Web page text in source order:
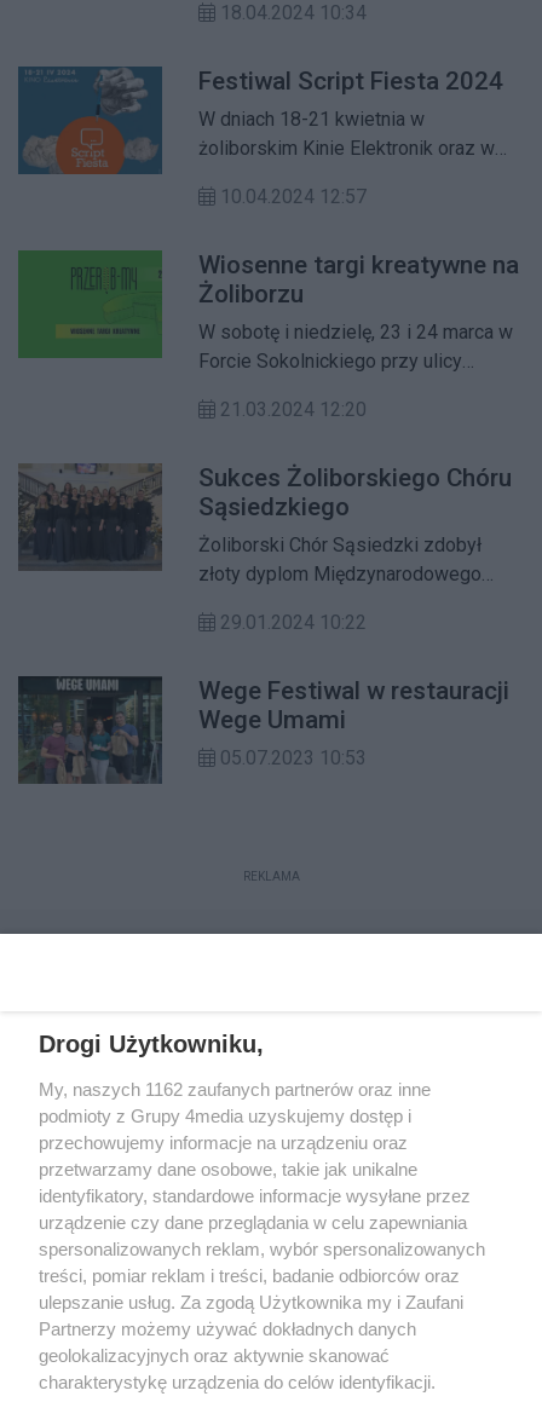
zaczyna się 12. edycja Script Fiesty –
poświęconego sztuce
scenariuszowej. Oto program na dziś.
18.04.2024 10:34
Festiwal Script Fiesta 2024
W dniach 18-21 kwietnia w
żoliborskim Kinie Elektronik oraz w
odbędzie się 12. edycja Script Fiesty
poświęconego sztuce
scenariuszowej.
10.04.2024 12:57
Wiosenne targi kreatywne na
Żoliborzu
W sobotę i niedzielę, 23 i 24 marca w
Forcie Sokolnickiego przy ulicy
wiosenny festiwal rękodzieła,
21.03.2024 12:20
Sukces Żoliborskiego Chóru
Sąsiedzkiego
Żoliborski Chór Sąsiedzki zdobył
złoty dyplom Międzynarodowego
Pastorałek w kategorii chórów
29.01.2024 10:22
Wege Festiwal w restauracji
Wege Umami
05.07.2023 10:53
REKLAMA
Reklama Kontakt Regulamin
Dystrybucja
Regulamin prenumeraty
Polityka Prywatności
Zapisz się do newslettera
Dołącz do grona ludzi najlepiej poinformowanych!
Zapisz się »
Drogi Użytkowniku,
My, naszych 1162 zaufanych partnerów oraz inne
podmioty z Grupy 4media uzyskujemy dostęp i
przechowujemy informacje na urządzeniu oraz
przetwarzamy dane osobowe, takie jak unikalne
identyfikatory, standardowe informacje wysyłane przez
urządzenie czy dane przeglądania w celu zapewniania
spersonalizowanych reklam, wybór spersonalizowanych
treści, pomiar reklam i treści, badanie odbiorców oraz
ulepszanie usług. Za zgodą Użytkownika my i Zaufani
Partnerzy możemy używać dokładnych danych
geolokalizacyjnych oraz aktywnie skanować
charakterystykę urządzenia do celów identyfikacji.